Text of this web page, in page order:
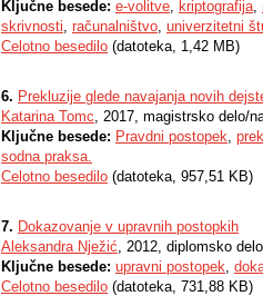
Ključne besede: e-volitve, kriptografija,
skrivnosti, računalništvo, univerzitetni
Celotno besedilo (datoteka, 1,42 MB)
6. Prekluzije glede navajanja novih
Katarina Tomc, 2017, magistrsko delo/
Ključne besede: Pravdni postopek,
sodna praksa.
Celotno besedilo (datoteka, 957,51 KB)
7. Dokazovanje v upravnih postopkih
Aleksandra Nježić, 2012, diplomsko delo
Ključne besede: upravni postopek,
Celotno besedilo (datoteka, 731,88 KB)